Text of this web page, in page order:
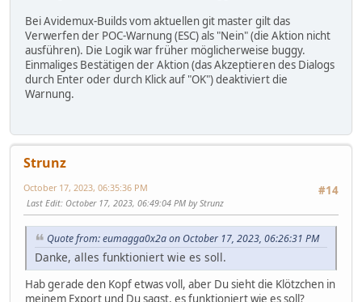
Bei Avidemux-Builds vom aktuellen git master gilt das
Verwerfen der POC-Warnung (ESC) als "Nein" (die Aktion nicht
ausführen). Die Logik war früher möglicherweise buggy.
Einmaliges Bestätigen der Aktion (das Akzeptieren des Dialogs
durch Enter oder durch Klick auf "OK") deaktiviert die
Warnung.
Strunz
#14
October 17, 2023, 06:35:36 PM
Last Edit: October 17, 2023, 06:49:04 PM by Strunz
Quote from: eumagga0x2a on October 17, 2023, 06:26:31 PM
Danke, alles funktioniert wie es soll.
Hab gerade den Kopf etwas voll, aber Du sieht die Klötzchen in
meinem Export und Du sagst, es funktioniert wie es soll?